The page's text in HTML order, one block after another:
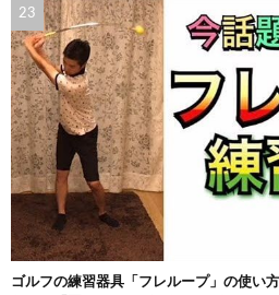
ゴルフの練習器具「フレループ」の使い